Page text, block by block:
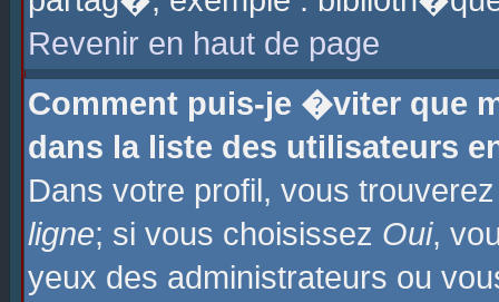
Revenir en haut de page
Comment puis-je �viter que
dans la liste des utilisateurs
Dans votre profil, vous
ligne; si vous choisissez Oui,
yeux des administrateurs ou